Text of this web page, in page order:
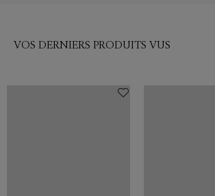
VOS DERNIERS PRODUITS VUS